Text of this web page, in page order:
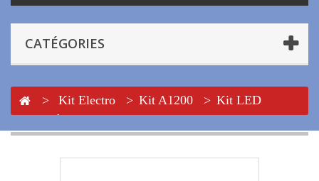
CATÉGORIES
> Kit Electro > Kit A1200 > Kit LED
Activité PCMCIA pour Amiga 1200